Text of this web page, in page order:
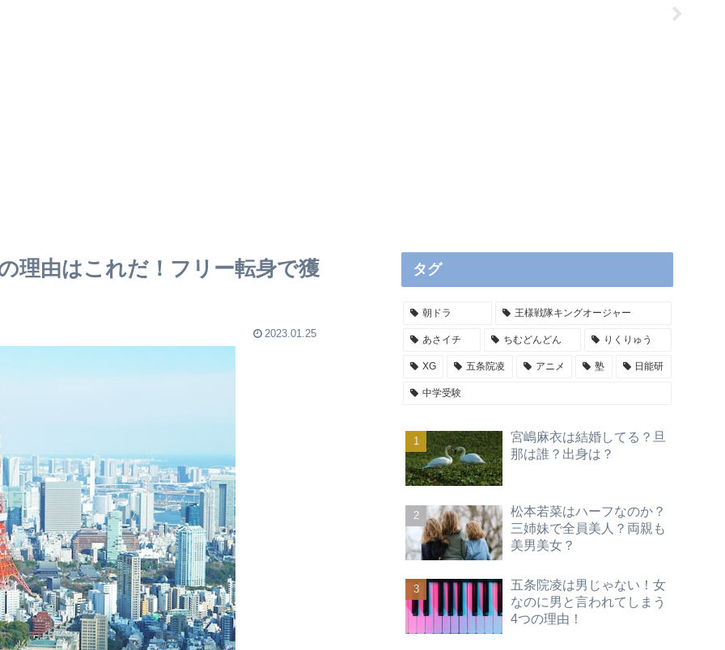
理由はこれだ！フリー転身で獲
2023.01.25
タグ
朝ドラ 王様戦隊キングオージャー
あさイチ ちむどんどん りくりゅう
XG 五条院凌 アニメ 塾 日能研
中学受験
宮嶋麻衣は結婚してる？旦
那は誰？出身は？
松本若菜はハーフなのか？
三姉妹で全員美人？両親も
美男美女？
五条院凌は男じゃない！女
なのに男と言われてしまう
4つの理由！